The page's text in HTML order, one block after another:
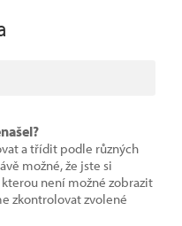
a třídit podle různých
možné, že jste si
není možné zobrazit
zkontrolovat zvolené